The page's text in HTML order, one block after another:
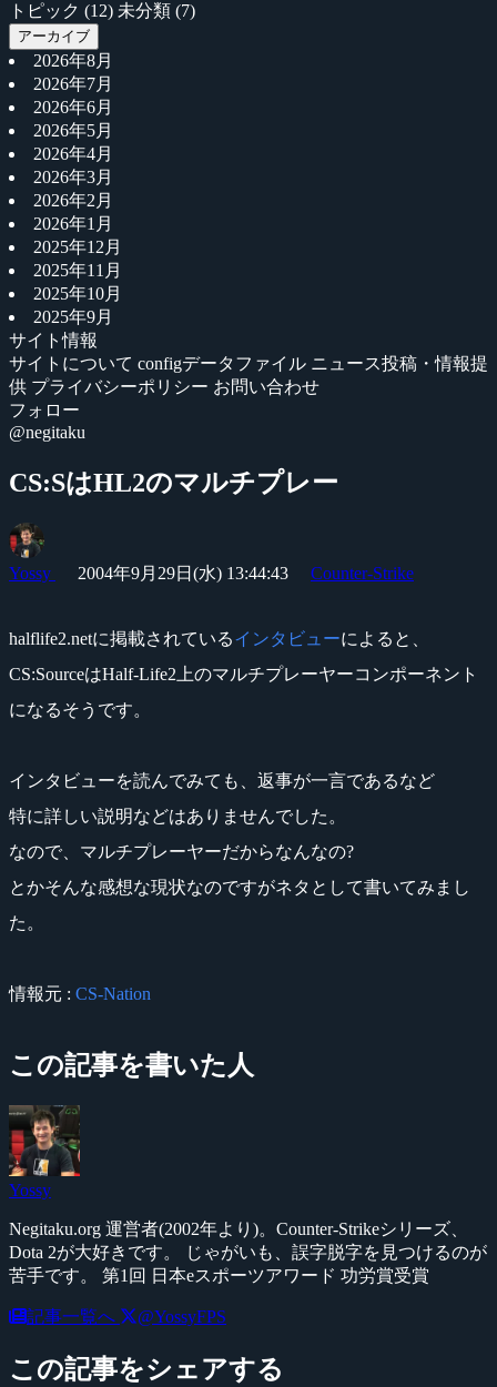
トピック (12) 未分類 (7)
アーカイブ
2026年8月
2026年7月
2026年6月
2026年5月
2026年4月
2026年3月
2026年2月
2026年1月
2025年12月
2025年11月
2025年10月
2025年9月
サイト情報
サイトについて configデータファイル ニュース投稿・情報提
供 プライバシーポリシー お問い合わせ
フォロー
@negitaku
CS:SはHL2のマルチプレー
Yossy 2004年9月29日(水) 13:44:43 Counter-Strike
halflife2.netに掲載されているインタビューによると、
CS:SourceはHalf-Life2上のマルチプレーヤーコンポーネント
になるそうです。
インタビューを読んでみても、返事が一言であるなど
特に詳しい説明などはありませんでした。
なので、マルチプレーヤーだからなんなの?
とかそんな感想な現状なのですがネタとして書いてみまし
た。
情報元 : CS-Nation
この記事を書いた人
Yossy
Negitaku.org 運営者(2002年より)。Counter-Strikeシリーズ、
Dota 2が大好きです。 じゃがいも、誤字脱字を見つけるのが
苦手です。 第1回 日本eスポーツアワード 功労賞受賞
記事一覧へ @YossyFPS
この記事をシェアする